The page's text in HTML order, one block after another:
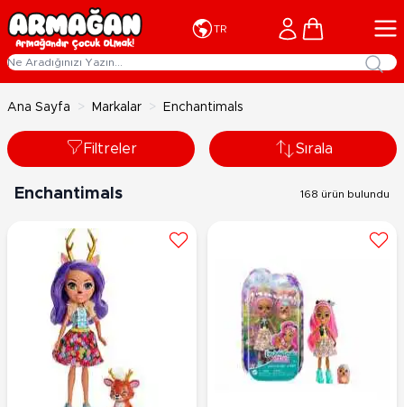
İçeriğe geç
TR Cart
Ana Sayfa > Markalar > Enchantimals
Filtreler Sırala
Enchantimals 168 ürün bulundu